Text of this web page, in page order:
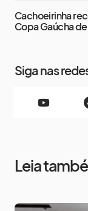
Cachoeirinha
Copa Gaúcha
Siga nas
Leia